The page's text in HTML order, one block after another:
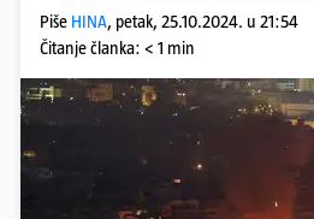
Piše HINA, petak, 25.10.2024. u 21:54
Čitanje članka: < 1 min